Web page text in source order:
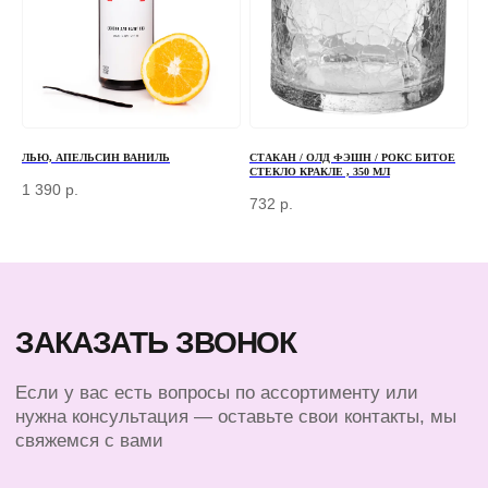
ЛЬЮ, АПЕЛЬСИН ВАНИЛЬ
1 390 р.
СТАКАН / ОЛД ФЭШН / РОКС БИТОЕ
СТЕКЛО КРАКЛЕ , 350 МЛ
732 р.
+7 (966) 077-55-50
Г. МОСКВА, ДЕРБЕНЕВСКАЯ
НАБЕРЕЖНАЯ, Д. 7, СТР. 2